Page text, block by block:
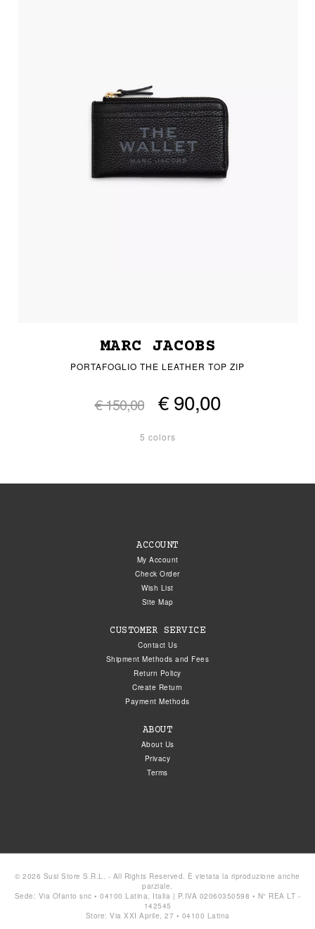
MARC JACOBS
PORTAFOGLIO THE LEATHER TOP ZIP
€ 150,00 € 90,00
5 colors
ACCOUNT
My Account
Check Order
Wish List
Site Map
CUSTOMER SERVICE
Contact Us
Shipment Methods and Fees
Return Policy
Create Return
Payment Methods
ABOUT
About Us
Privacy
Terms
© 2026 Susi Store S.R.L. - All Rights Reserved. È vietata la riproduzione anche
parziale.
Sede: Via Ofanto snc • 04100 Latina, Italia | P.IVA 02060350598 • N° REA LT -
142545
Store: Via XXI Aprile, 27 • 04100 Latina